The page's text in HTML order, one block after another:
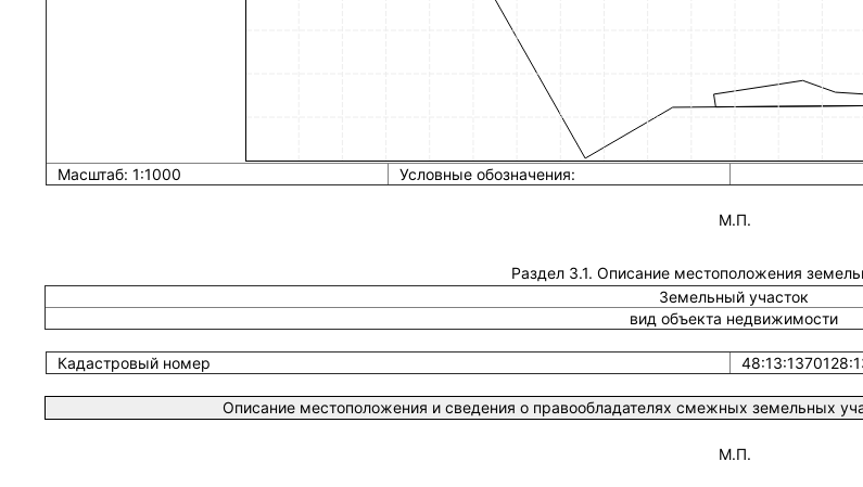
Масштаб: 1:1000 Условные обозначения:
М.П.
Раздел 3.1. Описание местоположения
Земельный участок
вид объекта недвижимости
Кадастровый номер
Описание местоположения и сведения о правообладателях смежных земельных
М.П.